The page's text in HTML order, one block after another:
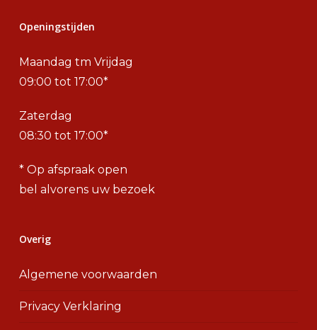
Openingstijden
Maandag tm Vrijdag
09:00 tot 17:00*
Zaterdag
08:30 tot 17:00*
* Op afspraak open
bel alvorens uw bezoek
Overig
Algemene voorwaarden
Privacy Verklaring